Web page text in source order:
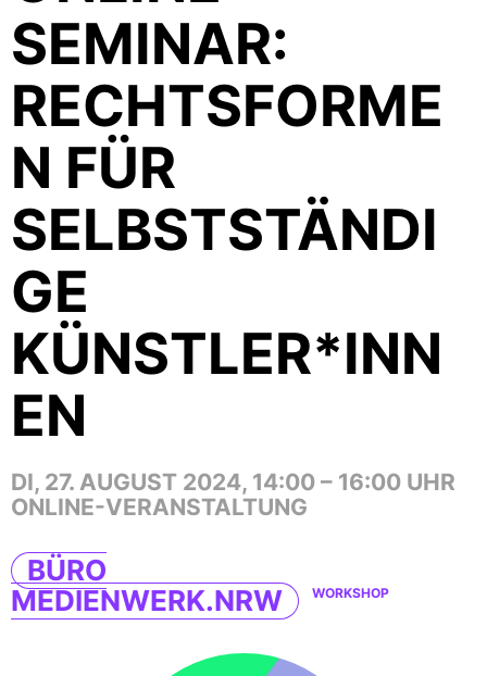
SEMINAR:
RECHTSFORME
N FÜR
SELBSTSTÄNDI
GE
KÜNSTLER*INN
EN
DI, 27. AUGUST 2024, 14:00 – 16:00 UHR
ONLINE-VERANSTALTUNG
BÜRO
MEDIENWERK.NRW
WORKSHOP